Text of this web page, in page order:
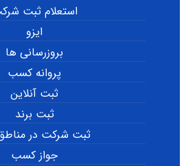
استعلام ثبت
ایزو
بروزرسانی ها
پروانه کسب
ثبت آنلاین
ثبت برند
ثبت شرکت در مناطق
جواز کسب